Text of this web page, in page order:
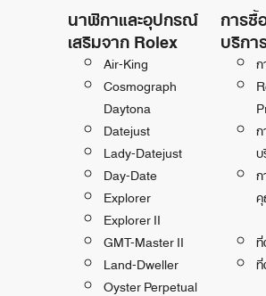
นาฬิกาและอุปกรณ์
เสริมจาก Rolex
Air-King
Cosmograph
Daytona
Datejust
Lady-Datejust
Day-Date
Explorer
Explorer II
GMT-Master II
Land-Dweller
Oyster Perpetual
การซื้
บริกา